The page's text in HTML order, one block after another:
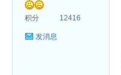
积分 12416
发消息